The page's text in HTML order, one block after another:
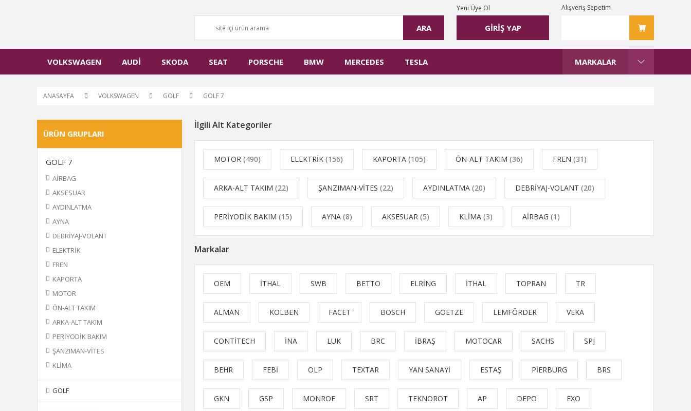
ARA GİRİŞ YAP
Yeni Üye Ol Alışveriş Sepetim
VOLKSWAGEN AUDİ SKODA SEAT PORSCHE BMW MERCEDES TESLA MARKALAR
ANASAYFA VOLKSWAGEN GOLF GOLF 7
ÜRÜN GRUPLARI
GOLF 7
AİRBAG
AKSESUAR
AYDINLATMA
AYNA
DEBRİYAJ-VOLANT
ELEKTRİK
FREN
KAPORTA
MOTOR
ÖN-ALT TAKIM
ARKA-ALT TAKIM
PERİYODİK BAKIM
ŞANZIMAN-VİTES
KLİMA
GOLF
İlgili Alt Kategoriler
MOTOR (490) ELEKTRİK (156) KAPORTA (105) ÖN-ALT TAKIM (36) FREN (31)
ARKA-ALT TAKIM (22) ŞANZIMAN-VİTES (22) AYDINLATMA (20) DEBRİYAJ-VOLANT (20)
PERİYODİK BAKIM (15) AYNA (8) AKSESUAR (5) KLİMA (3) AİRBAG (1)
Markalar
OEM İTHAL SWB BETTO ELRİNG İTHAL TOPRAN TR
ALMAN KOLBEN FACET BOSCH GOETZE LEMFÖRDER VEKA
CONTİTECH İNA LUK BRC İBRAŞ MOTOCAR SACHS SPJ
BEHR FEBİ OLP TEXTAR YAN SANAYİ ESTAŞ PİERBURG BRS
GKN GSP MONROE SRT TEKNOROT AP DEPO EXO